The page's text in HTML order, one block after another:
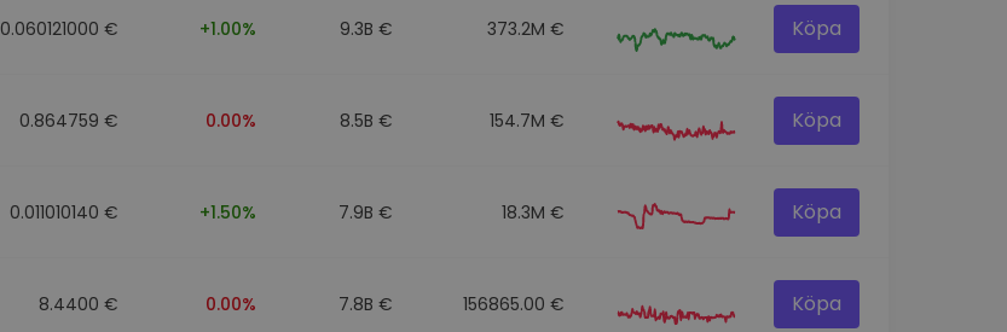
0.060121000 € +1.00% 9.3B € 373.2M € Köpa
0.864759 € 0.00% 8.5B € 154.7M € Köpa
0.011010140 € +1.50% 7.9B € 18.3M € Köpa
8.4400 € 0.00% 7.8B € 156865.00 € Köpa